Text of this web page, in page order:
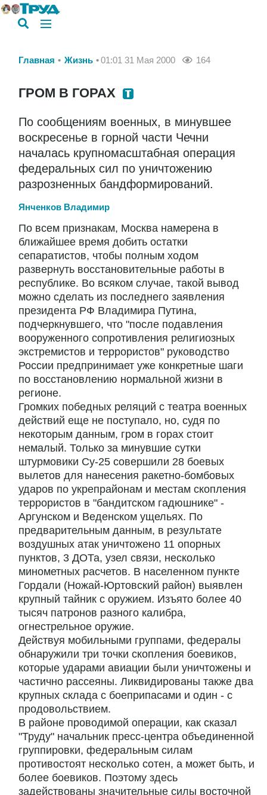
Главная Жизнь 01:01 31 Мая 2000 164
ГРОМ В ГОРАХ
По сообщениям военных, в минувшее
воскресенье в горной части Чечни
началась крупномасштабная операция
федеральных сил по уничтожению
разрозненных бандформирований.
Янченков Владимир
По всем признакам, Москва намерена в
ближайшее время добить остатки
сепаратистов, чтобы полным ходом
развернуть восстановительные работы в
республике. Во всяком случае, такой вывод
можно сделать из последнего заявления
президента РФ Владимира Путина,
подчеркнувшего, что "после подавления
вооруженного сопротивления религиозных
экстремистов и террористов" руководство
России предпринимает уже конкретные шаги
по восстановлению нормальной жизни в
регионе.
Громких победных реляций с театра военных
действий еще не поступало, но, судя по
некоторым данным, гром в горах стоит
немалый. Только за минувшие сутки
штурмовики Су-25 совершили 28 боевых
вылетов для нанесения ракетно-бомбовых
ударов по укрепрайонам и местам скопления
террористов в "бандитском гадюшнике" -
Аргунском и Веденском ущельях. По
предварительным данным, в результате
воздушных атак уничтожено 11 опорных
пунктов, 3 ДОТа, узел связи, несколько
минометных расчетов. В населенном пункте
Гордали (Ножай-Юртовский район) выявлен
крупный тайник с оружием. Изъято более 40
тысяч патронов разного калибра,
огнестрельное оружие.
Действуя мобильными группами, федералы
обнаружили три точки скопления боевиков,
которые ударами авиации были уничтожены и
частично рассеяны. Ликвидированы также два
крупных склада с боеприпасами и один - с
продовольствием.
В районе проводимой операции, как сказал
"Труду" начальник пресс-центра объединенной
группировки, федеральным силам
противостоят несколько сотен, а может быть, и
более боевиков. Поэтому здесь
задействованы значительные силы восточной